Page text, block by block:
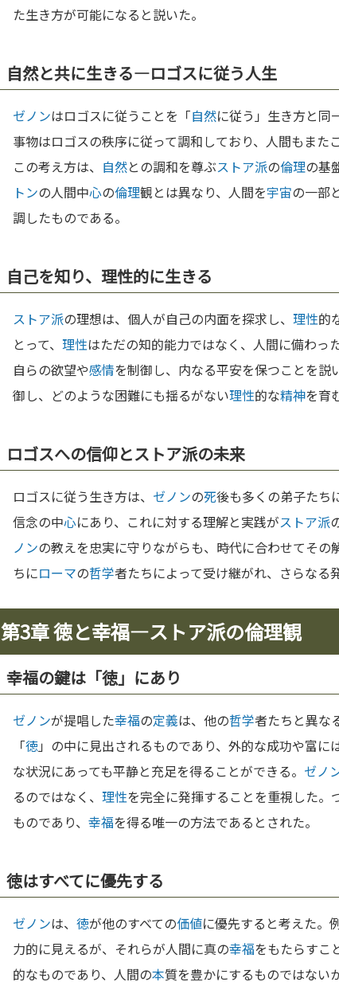
た生き方が可能になると説いた。
自然と共に生きる—ロゴスに従う人生
ゼノンはロゴスに従うことを「自然に従う」生き方と同
事物はロゴスの秩序に従って調和しており、人間もまた
この考え方は、 自然との調和を尊ぶストア派の倫理の基
トンの人間中心の倫理観とは異なり、人間を宇宙の一部
調したものである。
自己を知り、理性的に生きる
ストア派の理想は、個人が自己の内面を探求し、 理性的
とって、 理性はただの知的能力ではなく、人間に備わっ
自らの欲望や感情を制御し、内なる平安を保つことを説
御し、どのような困難にも揺るがない理性的な精神を育
ロゴスへの信仰とストア派の未来
ロゴスに従う生き方は、 ゼノンの死後も多くの弟子たち
信念の中心にあり、これに対する理解と実践がストア派
ノンの教えを忠実に守りながらも、時代に合わせてそ
ちにローマの哲学者たちによって受け継がれ、さらなる
第3章 徳と幸福—ストア派の倫理観
幸福の鍵は「徳」にあり
ゼノンが提唱した幸福の定義は、他の哲学者たちと異な
「徳」の中に見出されるものであり、外的な成功や富に
な状況にあっても平静と充足を得ることができる。 ゼノ
るのではなく、 理性を完全に発揮することを重視した。
ものであり、 幸福を得る唯一の方法であるとされた。
徳はすべてに優先する
ゼノンは、 徳が他のすべての価値に優先すると考えた。
力的に見えるが、それらが人間に真の幸福をもたらすこ
的なものであり、人間の本質を豊かにするものではない